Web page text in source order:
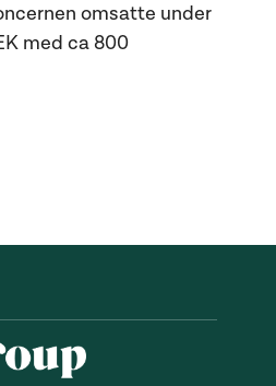
omsatte under
med ca 800